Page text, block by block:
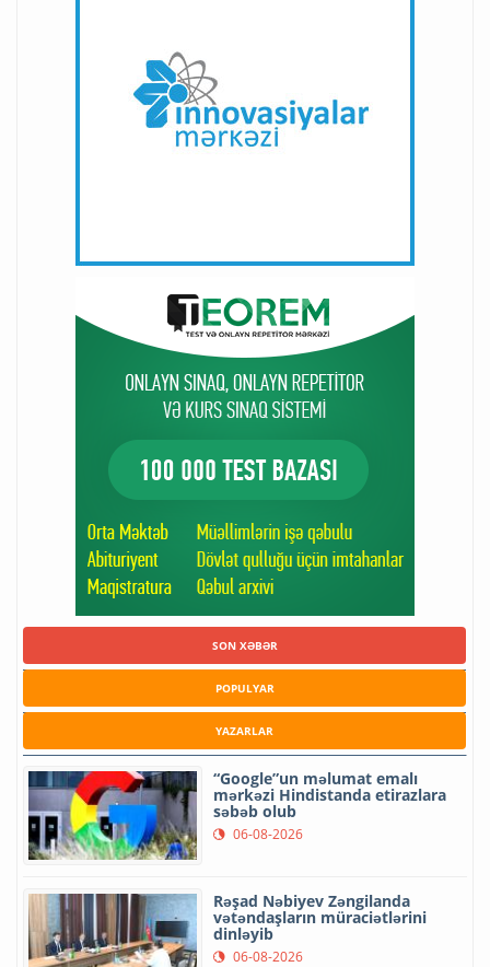
SON XƏBƏR
POPULYAR
YAZARLAR
“Google”un məlumat emalı
mərkəzi Hindistanda etirazlara
səbəb olub
06-08-2026
Rəşad Nəbiyev Zəngilanda
vətəndaşların müraciətlərini
dinləyib
06-08-2026